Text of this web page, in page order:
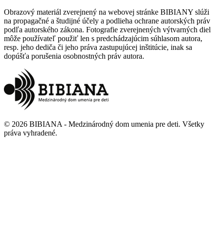
Obrazový materiál zverejnený na webovej stránke BIBIANY slúži
na propagačné a študijné účely a podlieha ochrane autorských práv
podľa autorského zákona. Fotografie zverejnených výtvarných diel
môže používateľ použiť len s predchádzajúcim súhlasom autora,
resp. jeho dediča či jeho práva zastupujúcej inštitúcie, inak sa
dopúšťa porušenia osobnostných práv autora.
© 2026 BIBIANA - Medzinárodný dom umenia pre deti. Všetky
práva vyhradené.